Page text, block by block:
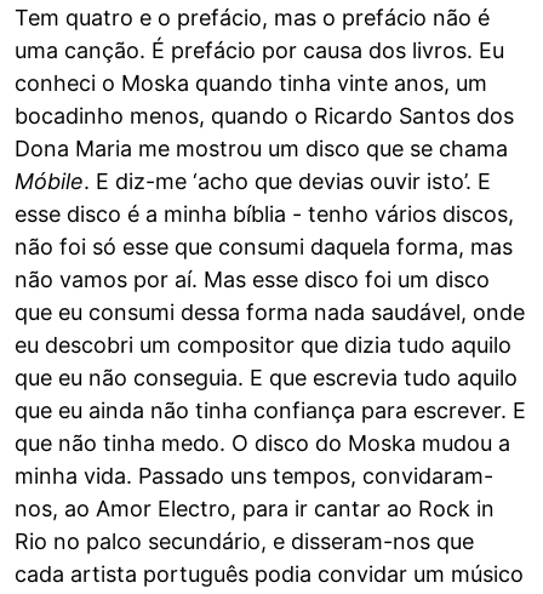
Tem quatro e o prefácio, mas o prefácio não é
uma canção. É prefácio por causa dos livros. Eu
conheci o Moska quando tinha vinte anos, um
bocadinho menos, quando o Ricardo Santos dos
Dona Maria me mostrou um disco que se chama
Móbile. E diz-me ‘acho que devias ouvir isto’. E
esse disco é a minha bíblia - tenho vários discos,
não foi só esse que consumi daquela forma, mas
não vamos por aí. Mas esse disco foi um disco
que eu consumi dessa forma nada saudável, onde
eu descobri um compositor que dizia tudo aquilo
que eu não conseguia. E que escrevia tudo aquilo
que eu ainda não tinha confiança para escrever. E
que não tinha medo. O disco do Moska mudou a
minha vida. Passado uns tempos, convidaram-
nos, ao Amor Electro, para ir cantar ao Rock in
Rio no palco secundário, e disseram-nos que
cada artista português podia convidar um músico